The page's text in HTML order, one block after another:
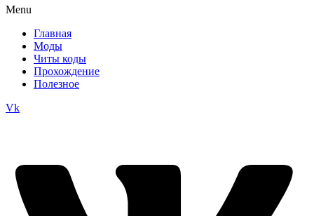
Menu
Главная
Моды
Читы коды
Прохождение
Полезное
Vk